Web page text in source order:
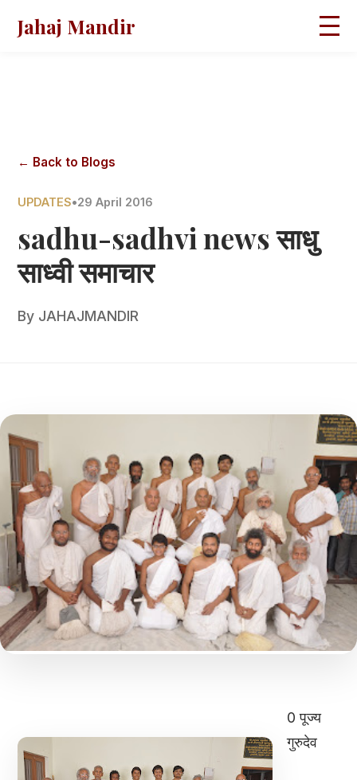
Jahaj Mandir
← Back to Blogs
UPDATES•29 April 2016
sadhu-sadhvi news साधु
साध्वी समाचार
By JAHAJMANDIR
0 पूज्य
गुरुदेव